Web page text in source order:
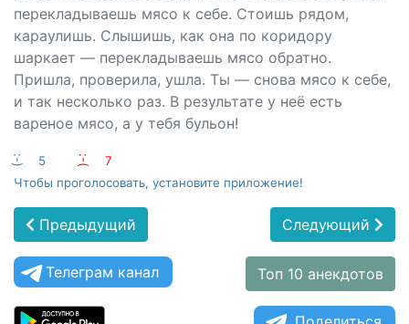
перекладываешь мясо к себе. Стоишь рядом,
караулишь. Слышишь, как она по коридору
шаркает — перекладываешь мясо обратно.
Пришла, проверила, ушла. Ты — снова мясо к себе,
и так несколько раз. В результате у неё есть
вареное мясо, а у тебя бульон!
:-) 5 :-(
7
Чтобы проголосовать, установите приложение!
Предыдущий Следующий
Телеграм канал Топ 10 анекдотов